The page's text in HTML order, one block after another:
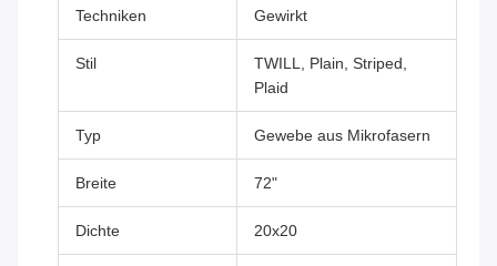
Techniken Gewirkt
Stil
TWILL, Plain, Striped,
Plaid
Typ Gewebe aus Mikrofasern
Breite 72"
Dichte 20x20